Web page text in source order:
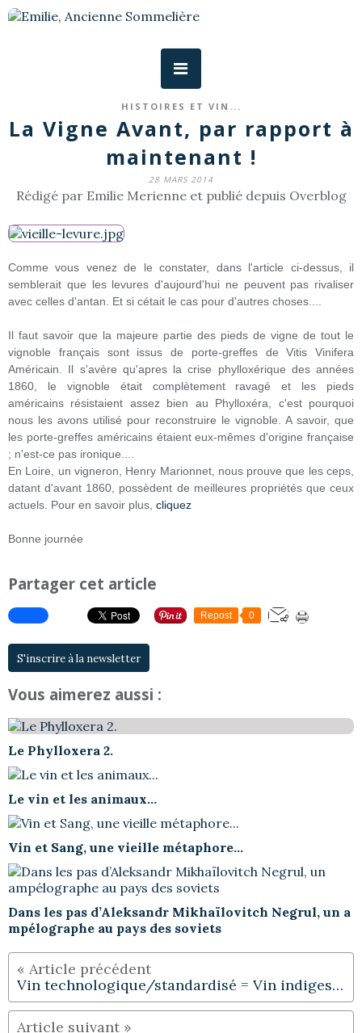
HISTOIRES ET VIN...
La Vigne Avant, par rapport à
maintenant !
28 MARS 2014
Rédigé par Emilie Merienne et publié depuis Overblog
Comme vous venez de le constater, dans l'article ci-dessus, il
semblerait que les levures d'aujourd'hui ne peuvent pas rivaliser
avec celles d'antan. Et si cétait le cas pour d'autres choses....
Il faut savoir que la majeure partie des pieds de vigne de tout le
vignoble français sont issus de porte-greffes de Vitis Vinifera
Américain. Il s'avère qu'apres la crise phylloxérique des années
1860, le vignoble était complètement ravagé et les pieds
américains résistaient assez bien au Phylloxéra, c'est pourquoi
nous les avons utilisé pour reconstruire le vignoble. A savoir, que
les porte-greffes américains étaient eux-mêmes d'origine française
; n'est-ce pas ironique....
En Loire, un vigneron, Henry Marionnet, nous prouve que les ceps,
datant d'avant 1860, possèdent de meilleures propriétés que ceux
actuels. Pour en savoir plus, cliquez
Bonne journée
Partager cet article
Repost 0
S'inscrire à la newsletter
Vous aimerez aussi :
Le Phylloxera 2.
Le vin et les animaux...
Vin et Sang, une vieille métaphore...
Dans les pas d’Aleksandr Mikhaïlovitch Negrul, un a
mpélographe au pays des soviets
Vin technologique/standardisé = Vin indigeste...